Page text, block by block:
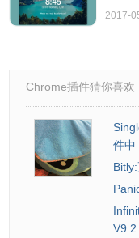
2017-
Chrome插件猜你喜欢
件中